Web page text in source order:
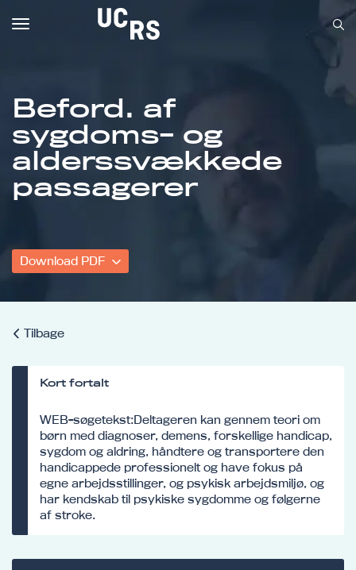
Om UCRS
Bliv faglært
Kursus
Beford. af
sygdoms- og
alderssvækkede
passagerer
Download PDF
Tilbage
Kort fortalt
WEB-søgetekst:Deltageren kan gennem teori om
børn med diagnoser, demens, forskellige handicap,
sygdom og aldring, håndtere og transportere den
handicappede professionelt og have fokus på
egne arbejdsstillinger, og psykisk arbejdsmiljø, og
har kendskab til psykiske sygdomme og følgerne
af stroke.